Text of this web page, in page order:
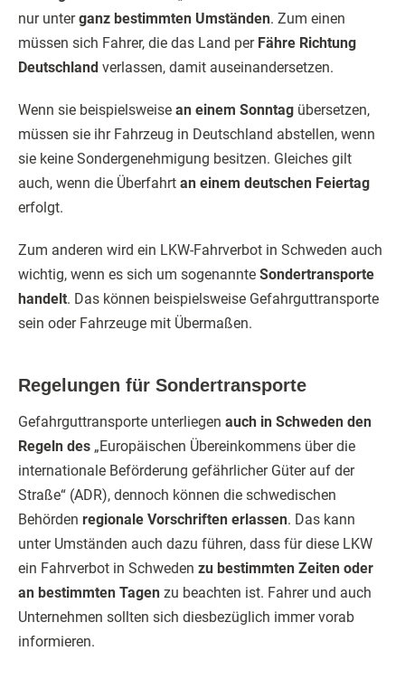
nur unterganz bestimmten Umständen. Zum einen
müssen sich Fahrer, die das Land per Fähre Richtung
Deutschland verlassen, damit auseinandersetzen.
Wenn sie beispielsweise an einem Sonntag übersetzen,
müssen sie ihr Fahrzeug in Deutschland abstellen, wenn
sie keine Sondergenehmigung besitzen. Gleiches gilt
auch, wenn die Überfahrt an einem deutschen Feiertag
erfolgt.
Zum anderen wird ein LKW-Fahrverbot in Schweden auch
wichtig, wenn es sich um sogenannte Sondertransporte
handelt. Das können beispielsweise Gefahrguttransporte
sein oder Fahrzeuge mit Übermaßen.
Regelungen für Sondertransporte
Gefahrguttransporte unterliegen auch in Schweden den
Regeln des „Europäischen Übereinkommens über die
internationale Beförderung gefährlicher Güter auf der
Straße“ (ADR), dennoch können die schwedischen
Behörden regionale Vorschriften erlassen. Das kann
unter Umständen auch dazu führen, dass für diese LKW
ein Fahrverbot in Schweden zu bestimmten Zeiten oder
an bestimmten Tagen zu beachten ist. Fahrer und auch
Unternehmen sollten sich diesbezüglich immer vorab
informieren.